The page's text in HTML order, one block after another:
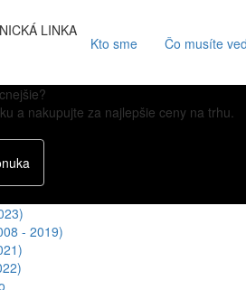
LINKA
Kto sme Čo musíte
a nakupujte za najlepšie ceny na trhu.
- 2019)